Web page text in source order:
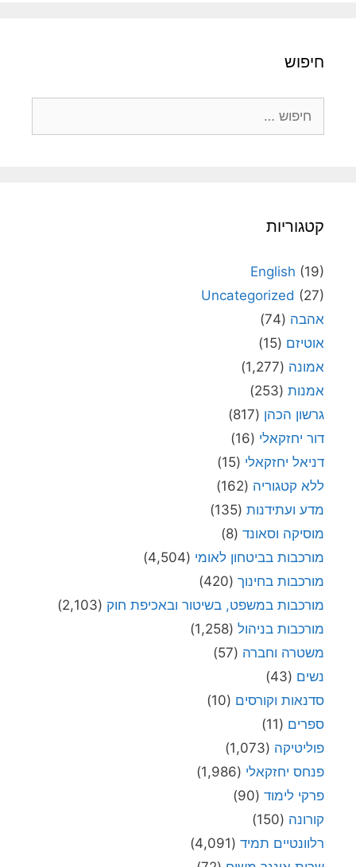
חיפוש
קטגוריות
English (19)
Uncategorized (27)
אהבה (74)
אוטיזם (15)
אמונה (1,277)
אמנות (253)
גרשון הכהן (817)
דור יחזקאלי (16)
דניאל יחזקאלי (15)
ללא קטגוריה (162)
מדע ועתידנות (135)
מוסיקה וסאונד (8)
מורכבות בביטחון לאומי (4,504)
מורכבות בחינוך (420)
מורכבות במשפט, בשיטור ובאכיפת חוק (2,103)
מורכבות בניהול (1,258)
משטרה וחברה (57)
נשים (43)
סדנאות וקורסים (10)
ספרים (11)
פוליטיקה (1,073)
פנחס יחזקאלי (1,986)
פרקי לימוד (90)
קורונה (150)
רלוונטיים תמיד (4,091)